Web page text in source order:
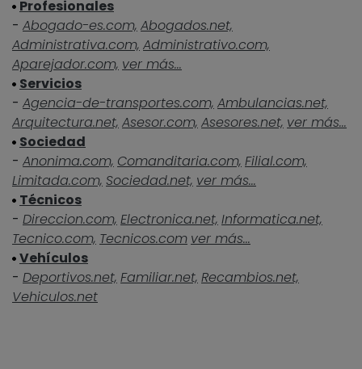
Profesionales
- Abogado-es.com, Abogados.net,
Administrativa.com, Administrativo.com,
Aparejador.com, ver más...
Servicios
- Agencia-de-transportes.com, Ambulancias.net,
Arquitectura.net, Asesor.com, Asesores.net, ver más...
Sociedad
- Anonima.com, Comanditaria.com, Filial.com,
Limitada.com, Sociedad.net, ver más...
Técnicos
- Direccion.com, Electronica.net, Informatica.net,
Tecnico.com, Tecnicos.com ver más...
Vehículos
- Deportivos.net, Familiar.net, Recambios.net,
Vehiculos.net